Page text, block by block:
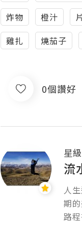
炸物
橙汁
雞扎
燒茄子
0個讚好
星
流
人
期
路